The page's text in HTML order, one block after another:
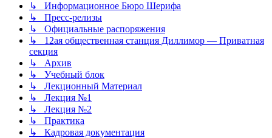
↳ Информационное Бюро Шерифа
↳ Пресс-релизы
↳ Официальные распоряжения
↳ 12ая общественная станция Диллимор — Приватная
секция
↳ Архив
↳ Учебный блок
↳ Лекционный Материал
↳ Лекция №1
↳ Лекция №2
↳ Практика
↳ Кадровая документация